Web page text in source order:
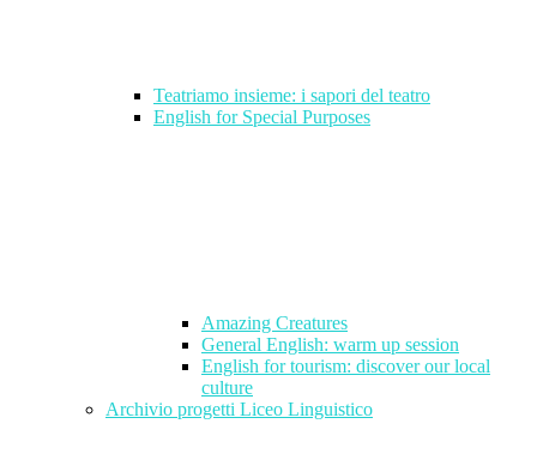
Teatriamo insieme: i sapori del teatro
English for Special Purposes
Amazing Creatures
General English: warm up session
English for tourism: discover our local
culture
Archivio progetti Liceo Linguistico